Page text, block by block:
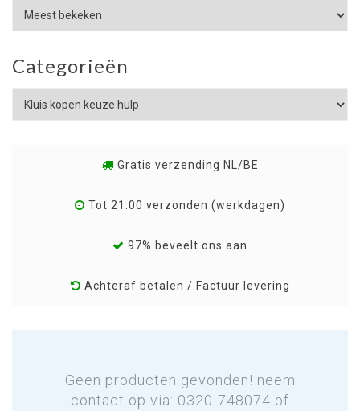
Categorieën
Gratis verzending NL/BE
Tot 21:00 verzonden (werkdagen)
97% beveelt ons aan
Achteraf betalen / Factuur levering
Geen producten gevonden! neem
contact op via: 0320-748074 of